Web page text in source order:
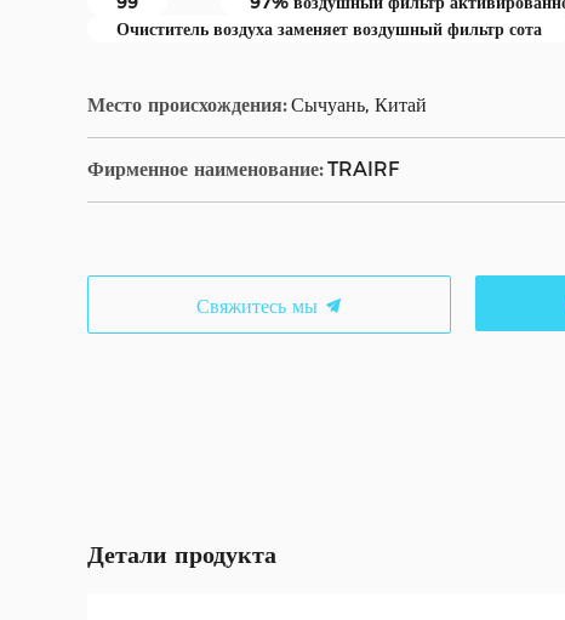
Очиститель воздуха заменяет воздушный фильтр сота
Место происхождения: Сычуань, Китай
Фирменное наименование: TRAIRF
Свяжитесь мы
Детали продукта